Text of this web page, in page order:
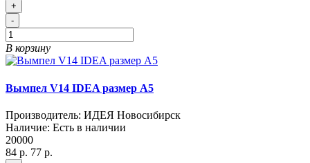
+
-
В корзину
Вымпел V14 IDEA размер A5
Производитель: ИДЕЯ Новосибирск
Наличие: Есть в наличии
20000
84 р. 77 р.